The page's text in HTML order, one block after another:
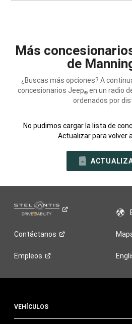
Más
de
¿Buscas más opciones? A
concesionarios Jeep®en un radio
ordenados por
No pudimos cargar la lista de
Actualizar para volver
Contáctanos
Empleos
VEHÍCULOS